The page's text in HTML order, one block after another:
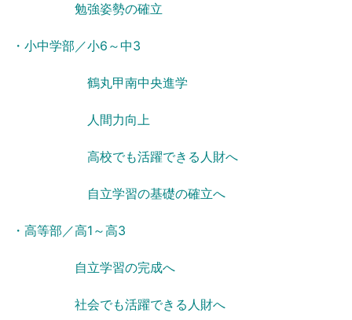
勉強姿勢の確立
・小中学部／小6～中3
鶴丸甲南中央進学
人間力向上
高校でも活躍できる人財へ
自立学習の基礎の確立へ
・高等部／高1～高3
自立学習の完成へ
社会でも活躍できる人財へ